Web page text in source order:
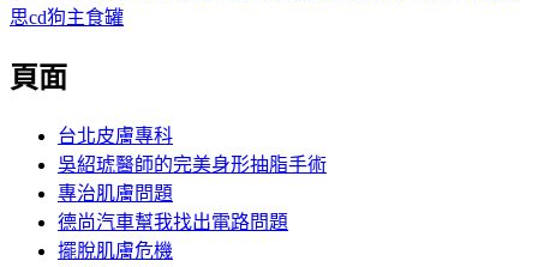
導
覽
文
一
思cd狗主食罐
頁面
台北皮膚專科
吳紹琥醫師的完美身形抽脂手術
專治肌膚問題
德尚汽車幫我找出電路問題
擺脫肌膚危機